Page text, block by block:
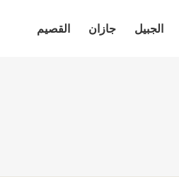
الجبيل جازان القصيم